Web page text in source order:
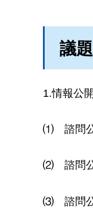
議
1.情報公
⑴ 諮問
⑵ 諮問
⑶ 諮問